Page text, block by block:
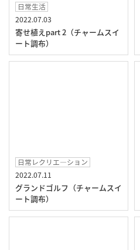
日常生活
2022.07.03
寄せ植えpart 2（チャームスイ
ート調布）
日常レクリエ―ション
2022.07.11
グランドゴルフ（チャームスイ
ート調布）